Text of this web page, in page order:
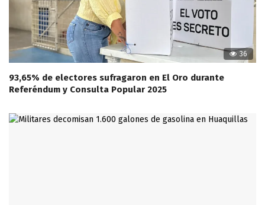
36
93,65% de electores sufragaron en El Oro durante
Referéndum y Consulta Popular 2025